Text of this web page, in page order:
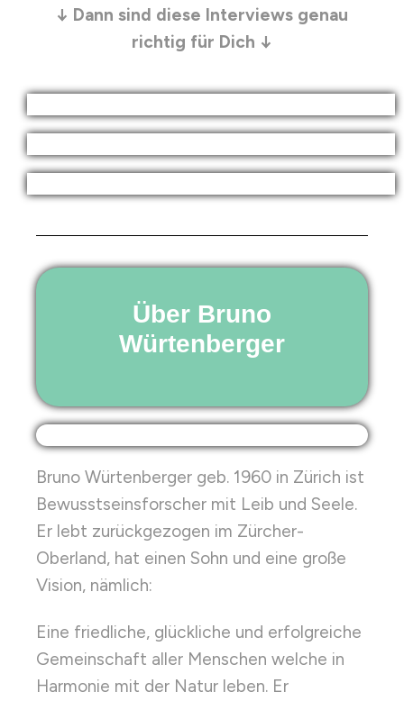
↓ Dann sind diese Interviews genau
richtig für Dich ↓
Über Bruno
Würtenberger
Bruno Würtenberger geb. 1960 in Zürich ist
Bewusstseinsforscher mit Leib und Seele.
Er lebt zurückgezogen im Zürcher-
Oberland, hat einen Sohn und eine große
Vision, nämlich:
Eine friedliche, glückliche und erfolgreiche
Gemeinschaft aller Menschen welche in
Harmonie mit der Natur leben. Er